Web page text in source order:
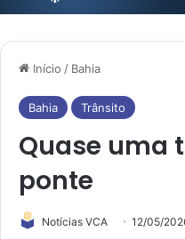
Início / Bahia
Bahia Trânsito
Quase uma
ponte
Notícias VCA 12/05/